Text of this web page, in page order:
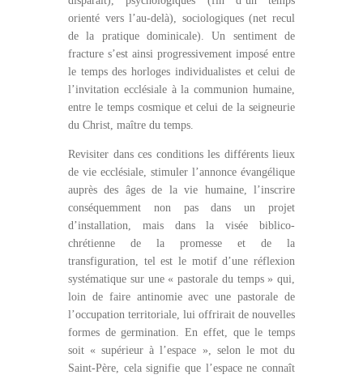
orienté vers l’au-delà), sociologiques (net recul
de la pratique dominicale). Un sentiment de
fracture s’est ainsi progressivement imposé entre
le temps des horloges individualistes et celui de
l’invitation ecclésiale à la communion humaine,
entre le temps cosmique et celui de la seigneurie
du Christ, maître du temps.
Revisiter dans ces conditions les différents lieux
de vie ecclésiale, stimuler l’annonce évangélique
auprès des âges de la vie humaine, l’inscrire
conséquemment non pas dans un projet
d’installation, mais dans la visée biblico-
chrétienne de la promesse et de la
transfiguration, tel est le motif d’une réflexion
systématique sur une « pastorale du temps » qui,
loin de faire antinomie avec une pastorale de
l’occupation territoriale, lui offrirait de nouvelles
formes de germination. En effet, que le temps
soit « supérieur à l’espace », selon le mot du
Saint-Père, cela signifie que l’espace ne connaît